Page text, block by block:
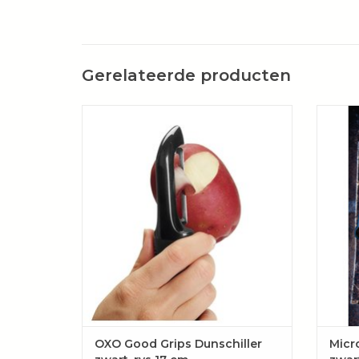
Gerelateerde producten
eenvoudig de beste dunschiller die je ooit
hebt geprobeerd! Het scherpe,
roestvrijstalen blad schilt zelfs de hardste
fruit- en groentesoorten met gemak.
TOEVOEGEN AAN WINKELWAGEN
OXO Good Grips Dunschiller